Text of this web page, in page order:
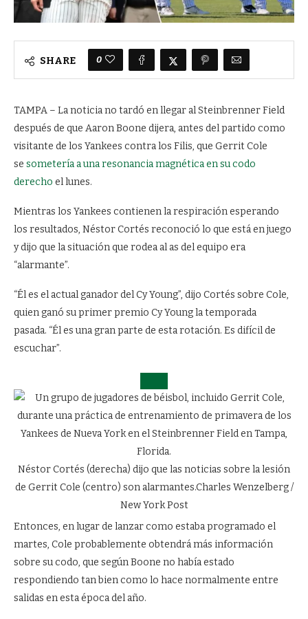
SHARE 0
TAMPA – La noticia no tardó en llegar al Steinbrenner Field
después de que Aaron Boone dijera, antes del partido como
visitante de los Yankees contra los Filis, que Gerrit Cole
se sometería a una resonancia magnética en su codo
derecho el lunes.
Mientras los Yankees contienen la respiración esperando
los resultados, Néstor Cortés reconoció lo que está en juego
y dijo que la situación que rodea al as del equipo era
“alarmante”.
“Él es el actual ganador del Cy Young”, dijo Cortés sobre Cole,
quien ganó su primer premio Cy Young la temporada
pasada. “Él es una gran parte de esta rotación. Es difícil de
escuchar”.
Néstor Cortés (derecha) dijo que las noticias sobre la lesión
de Gerrit Cole (centro) son alarmantes.Charles Wenzelberg /
New York Post
Entonces, en lugar de lanzar como estaba programado el
martes, Cole probablemente obtendrá más información
sobre su codo, que según Boone no había estado
respondiendo tan bien como lo hace normalmente entre
salidas en esta época del año.